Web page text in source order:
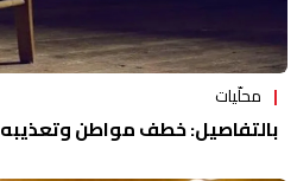
محلّيات
بالتفاصيل: خطف مواطن وتعذيبه